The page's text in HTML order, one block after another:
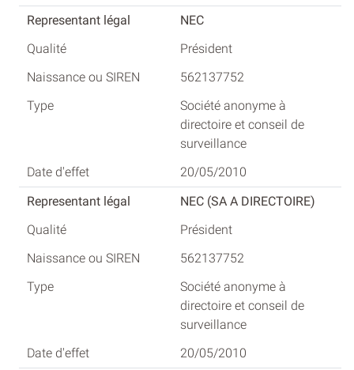
NEC
Président
562137752
Société anonyme à
directoire et conseil de
surveillance
20/05/2010
NEC (SA A DIRECTOIRE)
Président
562137752
Société anonyme à
directoire et conseil de
surveillance
20/05/2010